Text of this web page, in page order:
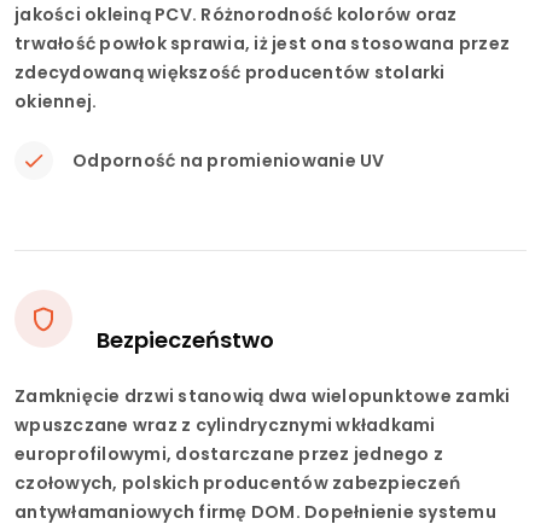
jakości okleiną PCV. Różnorodność kolorów oraz
trwałość powłok sprawia, iż jest ona stosowana przez
zdecydowaną większość producentów stolarki
okiennej.
Odporność na promieniowanie UV
Bezpieczeństwo
Zamknięcie drzwi stanowią dwa wielopunktowe zamki
wpuszczane wraz z cylindrycznymi wkładkami
europrofilowymi, dostarczane przez jednego z
czołowych, polskich producentów zabezpieczeń
antywłamaniowych firmę DOM. Dopełnienie systemu